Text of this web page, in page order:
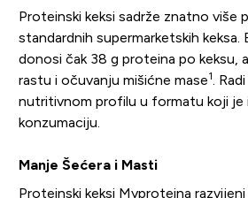
Proteinski keksi sadrže znatno više
standardnih supermarketskih
donosi čak 38 g proteina po keksu,
rastu i očuvanju mišićne mase1.
nutritivnom profilu u formatu koji je
konzumaciju.
Manje Šećera i Masti
Proteinski keksi Myproteina